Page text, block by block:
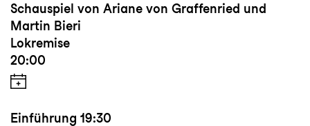
Schauspiel von Ariane von Graffenried und
Martin Bieri
Lokremise
20:00
Einführung 19:30